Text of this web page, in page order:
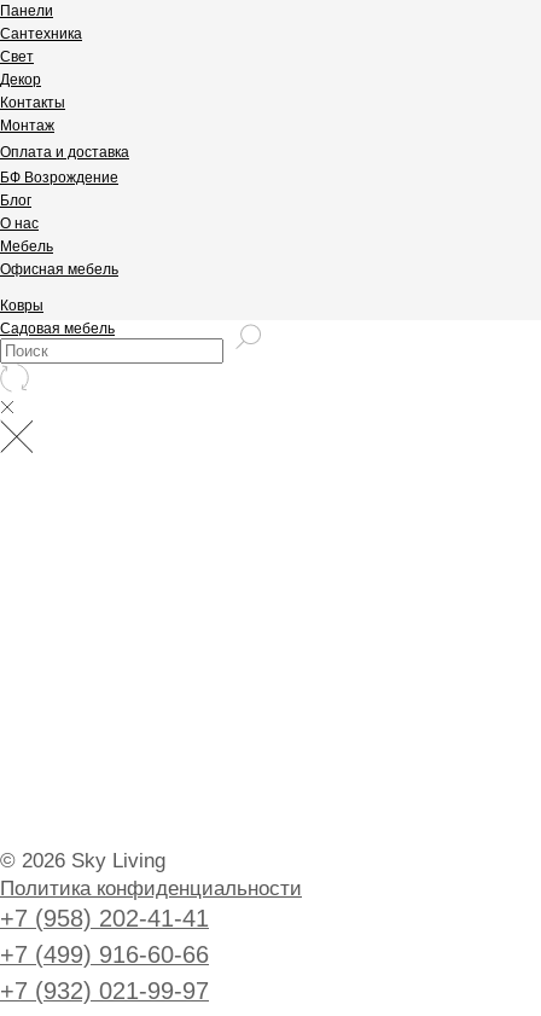
Панели
Сантехника
Свет
Декор
Контакты
Монтаж
Оплата и доставка
БФ Возрождение
Блог
О нас
Мебель
Офисная мебель
Ковры
Садовая мебель